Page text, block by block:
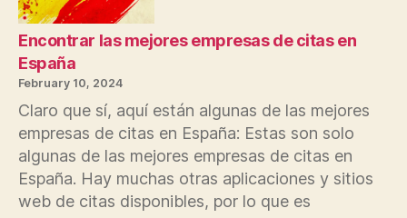
Encontrar las mejores empresas de citas en
España
February 10, 2024
Claro que sí, aquí están algunas de las mejores
empresas de citas en España: Estas son solo
algunas de las mejores empresas de citas en
España. Hay muchas otras aplicaciones y sitios
web de citas disponibles, por lo que es